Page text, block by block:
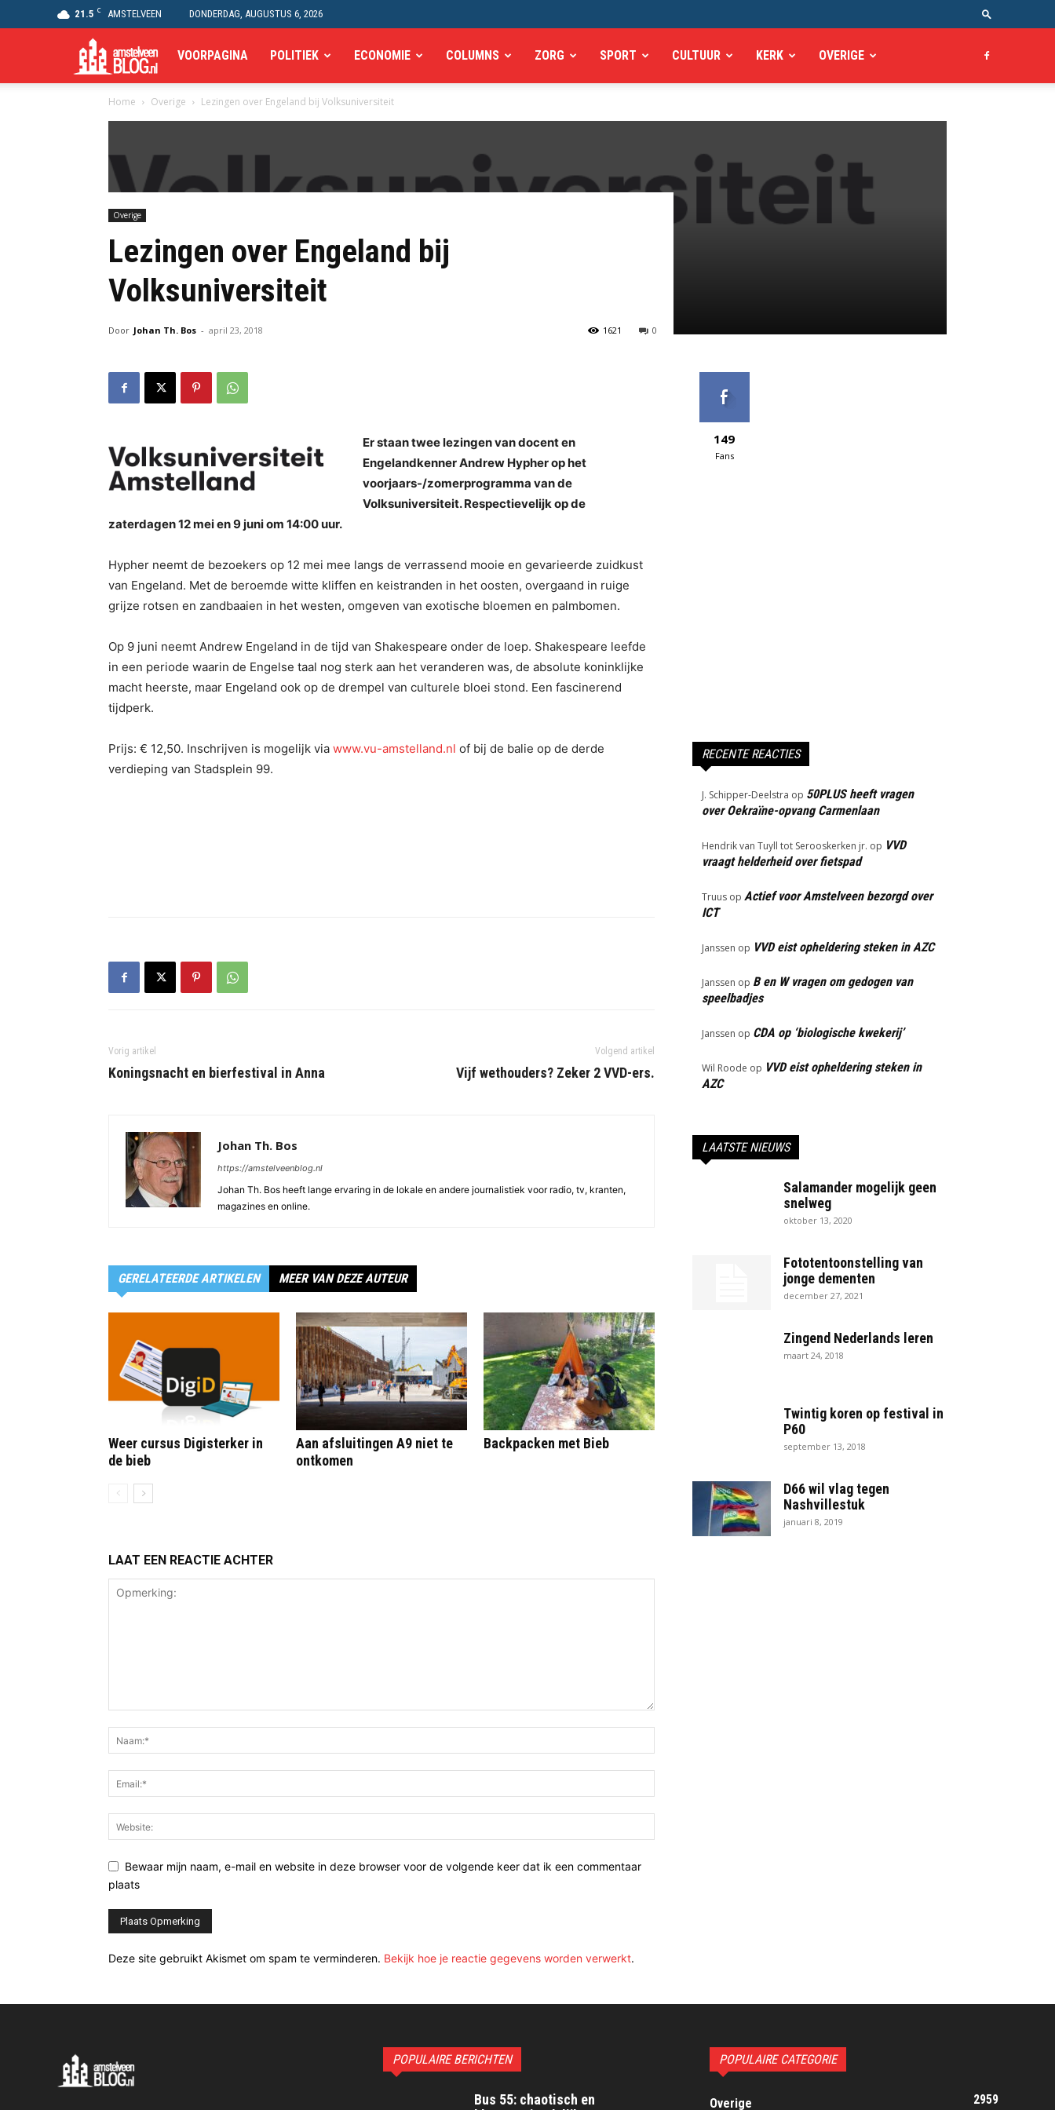
21.5 C AMSTELVEEN DONDERDAG, AUGUSTUS 6, 2026
Amstelveen
Blog
VOORPAGINA POLITIEK ECONOMIE COLUMNS ZORG SPORT CULTUUR KERK OVERIGE
Home Overige Lezingen over Engeland bij Volksuniversiteit
Overige
Lezingen over Engeland bij
Volksuniversiteit
Door Johan Th. Bos - april 23, 2018 0
1621
Er staan twee lezingen van docent en
Engelandkenner Andrew Hypher op het
voorjaars-/zomerprogramma van de
Volksuniversiteit. Respectievelijk op de
zaterdagen 12 mei en 9 juni om 14:00 uur.
Hypher neemt de bezoekers op 12 mei mee langs de verrassend mooie en gevarieerde zuidkust
van Engeland. Met de beroemde witte kliffen en keistranden in het oosten, overgaand in ruige
grijze rotsen en zandbaaien in het westen, omgeven van exotische bloemen en palmbomen.
Op 9 juni neemt Andrew Engeland in de tijd van Shakespeare onder de loep. Shakespeare leefde
in een periode waarin de Engelse taal nog sterk aan het veranderen was, de absolute koninklijke
macht heerste, maar Engeland ook op de drempel van culturele bloei stond. Een fascinerend
tijdperk.
Prijs: € 12,50. Inschrijven is mogelijk via www.vu-amstelland.nl of bij de balie op de derde
verdieping van Stadsplein 99.
Vorig artikel
Koningsnacht en bierfestival in Anna
Volgend artikel
Vijf wethouders? Zeker 2 VVD-ers.
Johan Th. Bos
https://amstelveenblog.nl
Johan Th. Bos heeft lange ervaring in de lokale en andere journalistiek voor radio, tv, kranten,
magazines en online.
GERELATEERDE ARTIKELEN MEER VAN DEZE AUTEUR
Weer cursus Digisterker in
de bieb
Aan afsluitingen A9 niet te
ontkomen
Backpacken met Bieb
LAAT EEN REACTIE ACHTER
Bewaar mijn naam, e-mail en website in deze browser voor de volgende keer dat ik een commentaar
plaats
Deze site gebruikt Akismet om spam te verminderen. Bekijk hoe je reactie gegevens worden verwerkt.
149
Fans
RECENTE REACTIES
J. Schipper-Deelstra op 50PLUS heeft vragen
over Oekraïne-opvang Carmenlaan
Hendrik van Tuyll tot Serooskerken jr. op VVD
vraagt helderheid over fietspad
Truus op Actief voor Amstelveen bezorgd over
ICT
Janssen op VVD eist opheldering steken in AZC
Janssen op B en W vragen om gedogen van
speelbadjes
Janssen op CDA op ‘biologische kwekerij’
Wil Roode op VVD eist opheldering steken in
AZC
LAATSTE NIEUWS
Salamander mogelijk geen
snelweg
oktober 13, 2020
Fototentoonstelling van
jonge dementen
december 27, 2021
Zingend Nederlands leren
maart 24, 2018
Twintig koren op festival in
P60
september 13, 2018
D66 wil vlag tegen
Nashvillestuk
januari 8, 2019
POPULAIRE BERICHTEN
Bus 55: chaotisch en
POPULAIRE CATEGORIE
Overige 2959